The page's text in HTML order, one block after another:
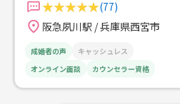
(77)
阪急夙川駅 / 兵庫県西宮市
成婚者の声
キャッシュレス
オンライン面談
カウンセラー資格